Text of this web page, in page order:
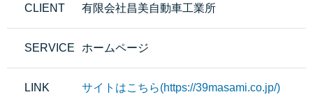
CLIENT 有限会社昌美自動車工業所
SERVICE ホームページ
LINK サイトはこちら(https://39masami.co.jp/)